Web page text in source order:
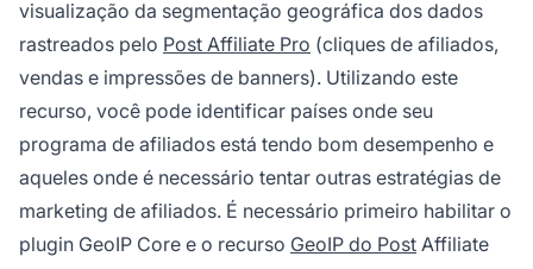
visualização da segmentação geográfica dos dados
rastreados pelo Post Affiliate Pro (cliques de afiliados,
vendas e impressões de banners). Utilizando este
recurso, você pode identificar países onde seu
programa de afiliados está tendo bom desempenho e
aqueles onde é necessário tentar outras estratégias de
marketing de afiliados. É necessário primeiro habilitar o
plugin GeoIP Core e o recurso GeoIP do Post Affiliate